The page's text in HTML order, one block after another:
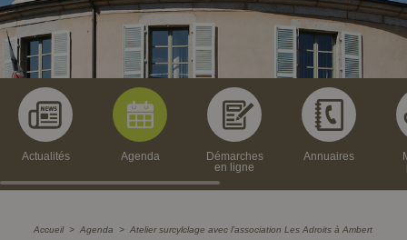
Actualités Agenda
Démarches
en ligne
Annuaires
Accueil > Agenda > Atelier surcylclage avec l’association Les Adroits à Ambert